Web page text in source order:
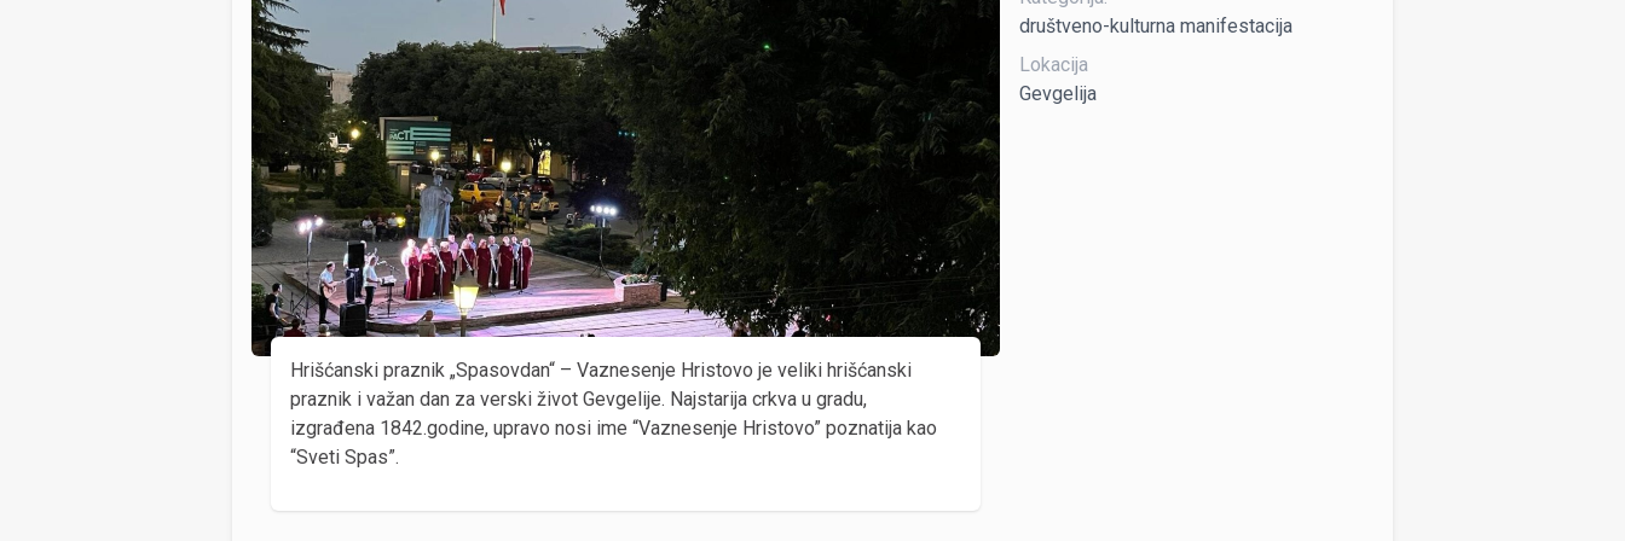
društveno-kulturna manifestacija
Lokacija
Gevgelija
Hrišćanski praznik „Spasovdan“ – Vaznesenje Hristovo je veliki hrišćanski
praznik i važan dan za verski život Gevgelije. Najstarija crkva u gradu,
izgrađena 1842.godine, upravo nosi ime “Vaznesenje Hristovo” poznatija kao
“Sveti Spas”.